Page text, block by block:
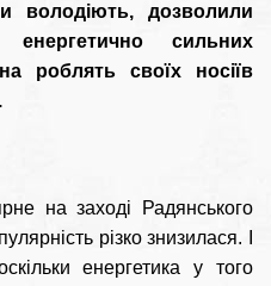
володіють, дозволили
сильних
роблять своїх носіїв
на заході Радянського
різко знизилася. І
енергетика у того